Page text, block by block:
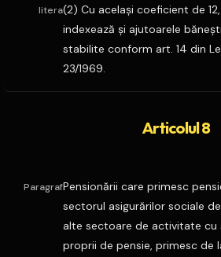
litera(2) Cu acelaşi coeficient de
indexează şi ajutoarele
stabilite conform art. 14 din
23/1969.
Articolul 8
ParagrafPensionării care primesc
sectorul asigurărilor sociale
alte sectoare de activitate cu
proprii de pensie, primesc de